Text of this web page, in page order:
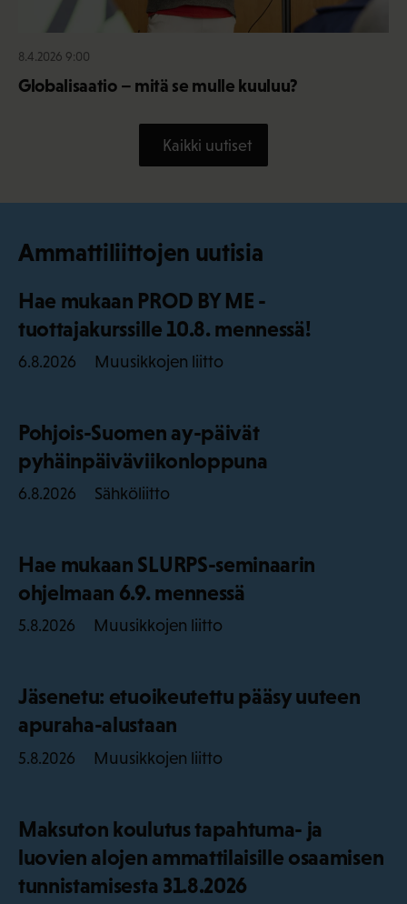
8.4.2026 9:00
Globalisaatio – mitä se mulle kuuluu?
Kaikki uutiset
Ammattiliittojen uutisia
Hae mukaan PROD BY ME -
tuottajakurssille 10.8. mennessä!
6.8.2026 Muusikkojen liitto
Pohjois-Suomen ay-päivät
pyhäinpäiväviikonloppuna
6.8.2026 Sähköliitto
Hae mukaan SLURPS-seminaarin
ohjelmaan 6.9. mennessä
5.8.2026 Muusikkojen liitto
Jäsenetu: etuoikeutettu pääsy uuteen
apuraha-alustaan
5.8.2026 Muusikkojen liitto
Maksuton koulutus tapahtuma- ja
luovien alojen ammattilaisille osaamisen
tunnistamisesta 31.8.2026